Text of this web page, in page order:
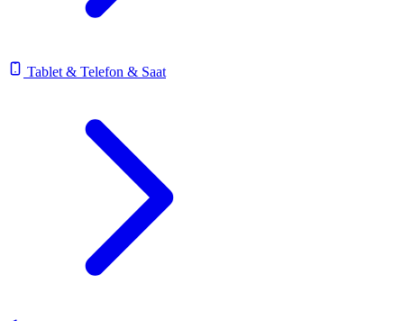
Tablet & Telefon & Saat